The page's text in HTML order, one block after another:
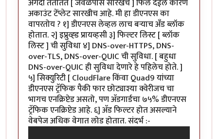
अगदी तंतोतंंत [ जवळपास सारखेच ] फिल देईल कारण
अकाउंट टेंप्लेट सारखीच आहे. मी हा डीएनएस का
वापरतोय ? १] डीएनएस लेव्हल लाच बर्‍याच अँड ब्लॉक
होतात. २] इप्रुव्ह्ड प्रायव्हसी ३] फिल्टर लिस्ट [ ब्लॉक
लिस्ट ] ची सुविधा ४] DNS-over-HTTPS, DNS-
over-TLS, DNS-over-QUIC ची सुविधा. [ बहुधा
DNS-over-QUIC ही सुविधा देणारे हे पहिलेच होते. ]
५] सिक्युरिटी [ CloudFlare किंवा Quad9 यांच्या
डीएनएस ट्रॅफिक पैकी फार छोट्याश्या क्वेरीजच चा
भागच एनक्रिप्टेड असतो, पण अ‍ॅडगार्डचा ७५% डीएनएस
ट्रॅफिक एनक्रिप्टेड आहे. ६] अ‍ॅड फिल्टर होत असल्याने
वेबपेज अधिक वेगात लोड होतात. संदर्भ :-